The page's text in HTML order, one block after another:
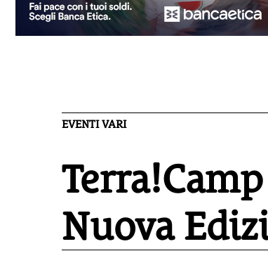
EVENTI VARI
Nuova